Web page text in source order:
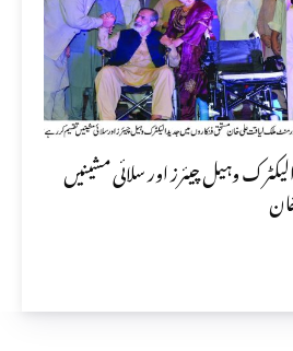
وہیل چیئرز اور سلائی مشینیں